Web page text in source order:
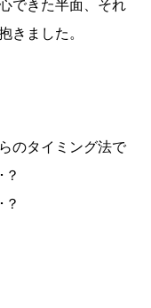
できた半面、それ
きました。
のタイミング法で